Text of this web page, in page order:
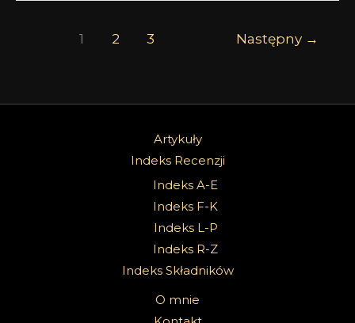
1 2 3 Następny →
Artykuły
Indeks Recenzji
Indeks A-E
Indeks F-K
Indeks L-P
Indeks R-Z
Indeks Składników
O mnie